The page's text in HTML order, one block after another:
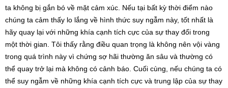
ta không bị gắn bó về mặt cảm xúc. Nếu tại bất kỳ thời điểm nào
chúng ta cảm thấy lo lắng về hình thức suy ngẫm này, tốt nhất là
hãy quay lại với những khía cạnh tích cực của sự thay đổi trong
một thời gian. Tôi thấy rằng điều quan trọng là không nên vội vàng
trong quá trình này vì chứng sợ hãi thường ăn sâu và thường có
thể quay trở lại mà không có cảnh báo. Cuối cùng, nếu chúng ta có
thể suy ngẫm về những khía cạnh tích cực và trung lập của sự thay